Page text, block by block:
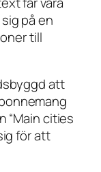
på en
till
att
“Main cities
för att